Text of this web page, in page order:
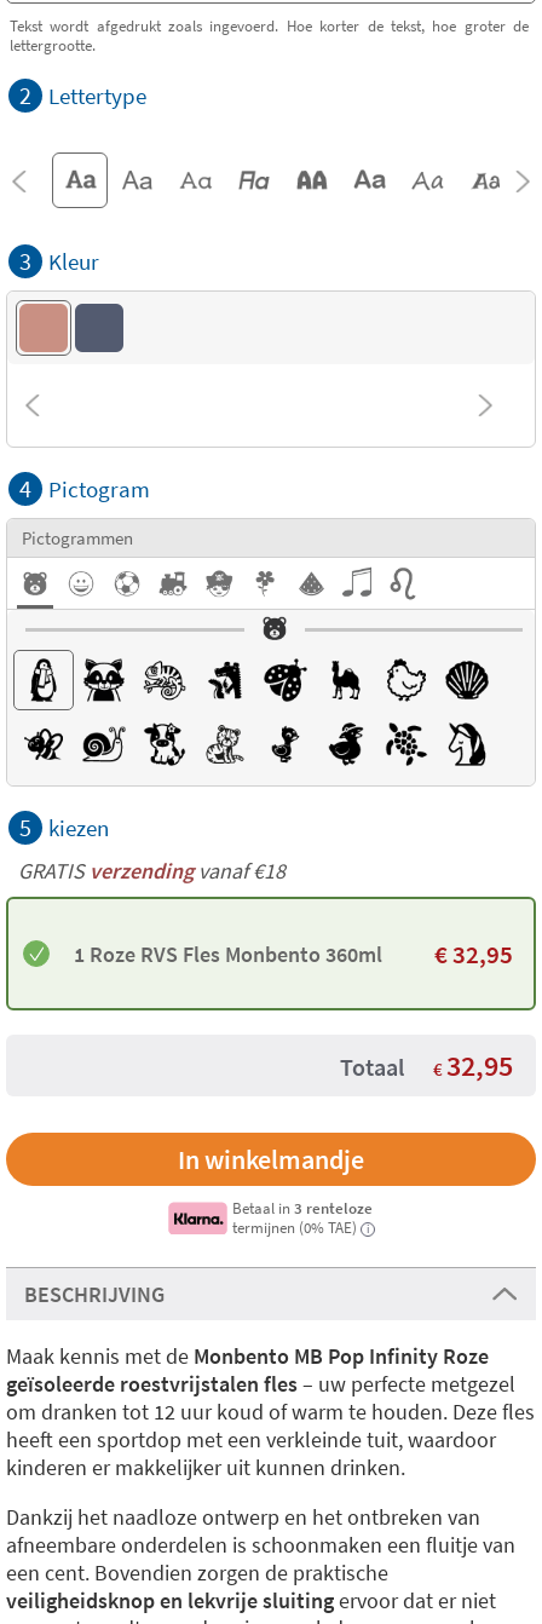
Tekst wordt afgedrukt zoals ingevoerd. Hoe korter de tekst, hoe groter de
lettergrootte.
2 Lettertype
3 Kleur
4 Pictogram
Pictogrammen
5 kiezen
GRATISverzendingvanaf €18
1 Roze RVS Fles Monbento 360ml €32,95
Totaal € 32,95
Betaal in3 renteloze
termijnen (0% TAE)
i
BESCHRIJVING
Maak kennis met de Monbento MB Pop Infinity Roze
geïsoleerde roestvrijstalen fles– uw perfecte metgezel
om dranken tot 12 uur koud of warm te houden. Deze fles
heeft een sportdop met een verkleinde tuit, waardoor
kinderen er makkelijker uit kunnen drinken.
Dankzij het naadloze ontwerp en het ontbreken van
afneembare onderdelen is schoonmaken een fluitje van
een cent. Bovendien zorgen de praktische
veiligheidsknop en lekvrije sluitingervoor dat er niet